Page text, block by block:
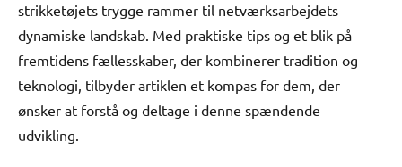
strikketøjets trygge rammer til netværksarbejdets
dynamiske landskab. Med praktiske tips og et blik på
fremtidens fællesskaber, der kombinerer tradition og
teknologi, tilbyder artiklen et kompas for dem, der
ønsker at forstå og deltage i denne spændende
udvikling.